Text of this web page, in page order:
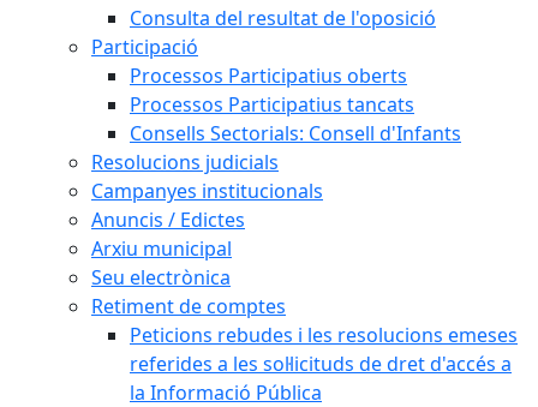
Consulta del resultat de l'oposició
Participació
Processos Participatius oberts
Processos Participatius tancats
Consells Sectorials: Consell d'Infants
Resolucions judicials
Campanyes institucionals
Anuncis / Edictes
Arxiu municipal
Seu electrònica
Retiment de comptes
Peticions rebudes i les resolucions emeses
referides a les sol·licituds de dret d'accés a
la Informació Pública